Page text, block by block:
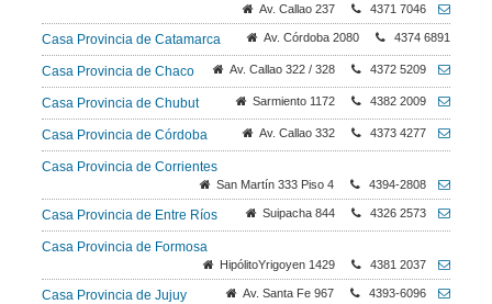
Av. Callao 237 4371 7046
Casa Provincia de Catamarca Av. Córdoba 2080 4374 6891
Casa Provincia de Chaco Av. Callao 322 / 328 4372 5209
Casa Provincia de Chubut Sarmiento 1172 4382 2009
Casa Provincia de Córdoba Av. Callao 332 4373 4277
Casa Provincia de Corrientes
San Martín 333 Piso 4 4394-2808
Casa Provincia de Entre Ríos Suipacha 844 4326 2573
Casa Provincia de Formosa
HipólitoYrigoyen 1429 4381 2037
Casa Provincia de Jujuy Av. Santa Fe 967 4393-6096